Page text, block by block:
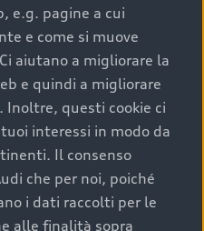
documentazione
una manutenzione
e degli interni: una
cura e attenzione del
trasmissione e
e.g. pagine a cui
e come si muove
aiutano a migliorare la
e quindi a migliorare
questi cookie ci
interessi in modo da
Il consenso
che per noi, poiché
i dati raccolti per le
alle finalità sopra